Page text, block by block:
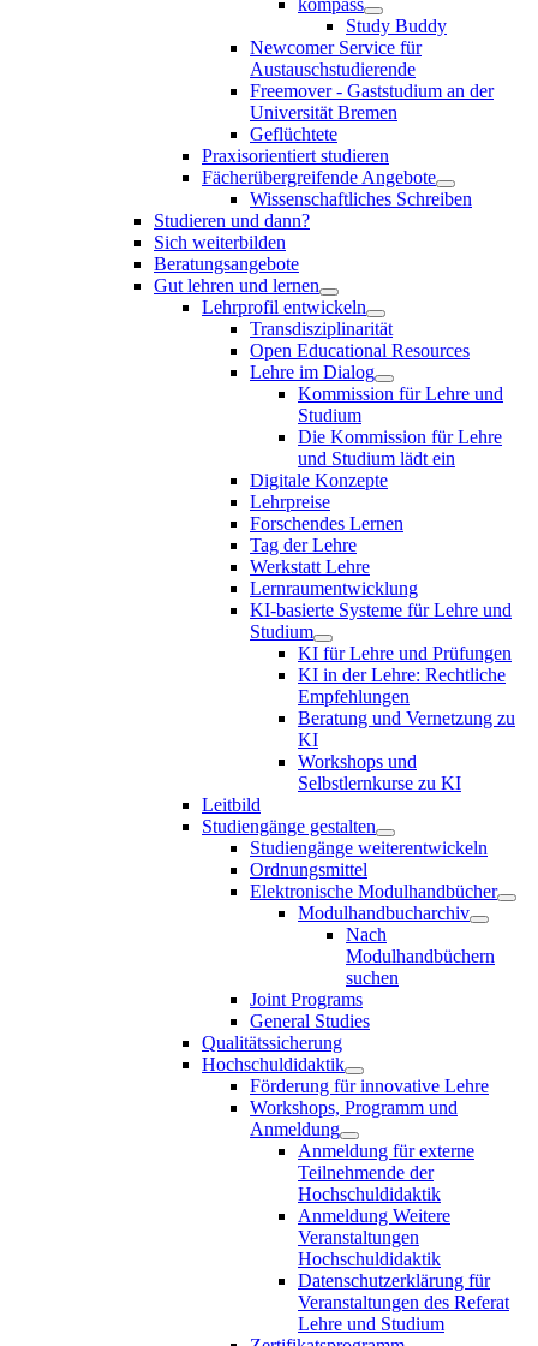
Study Buddy
Newcomer Service für
Austauschstudierende
Freemover - Gaststudium an der
Universität Bremen
Geflüchtete
Praxisorientiert studieren
Fächerübergreifende Angebote
Wissenschaftliches Schreiben
Studieren und dann?
Sich weiterbilden
Beratungsangebote
Gut lehren und lernen
Lehrprofil entwickeln
Transdisziplinarität
Open Educational Resources
Lehre im Dialog
Kommission für Lehre und
Studium
Die Kommission für Lehre
und Studium lädt ein
Digitale Konzepte
Lehrpreise
Forschendes Lernen
Tag der Lehre
Werkstatt Lehre
Lernraumentwicklung
KI-basierte Systeme für Lehre und
Studium
KI für Lehre und Prüfungen
KI in der Lehre: Rechtliche
Empfehlungen
Beratung und Vernetzung zu
KI
Workshops und
Selbstlernkurse zu KI
Leitbild
Studiengänge gestalten
Studiengänge weiterentwickeln
Ordnungsmittel
Elektronische Modulhandbücher
Modulhandbucharchiv
Nach
Modulhandbüchern
suchen
Joint Programs
General Studies
Qualitätssicherung
Hochschuldidaktik
Förderung für innovative Lehre
Workshops, Programm und
Anmeldung
Anmeldung für externe
Teilnehmende der
Hochschuldidaktik
Anmeldung Weitere
Veranstaltungen
Hochschuldidaktik
Datenschutzerklärung für
Veranstaltungen des Referat
Lehre und Studium